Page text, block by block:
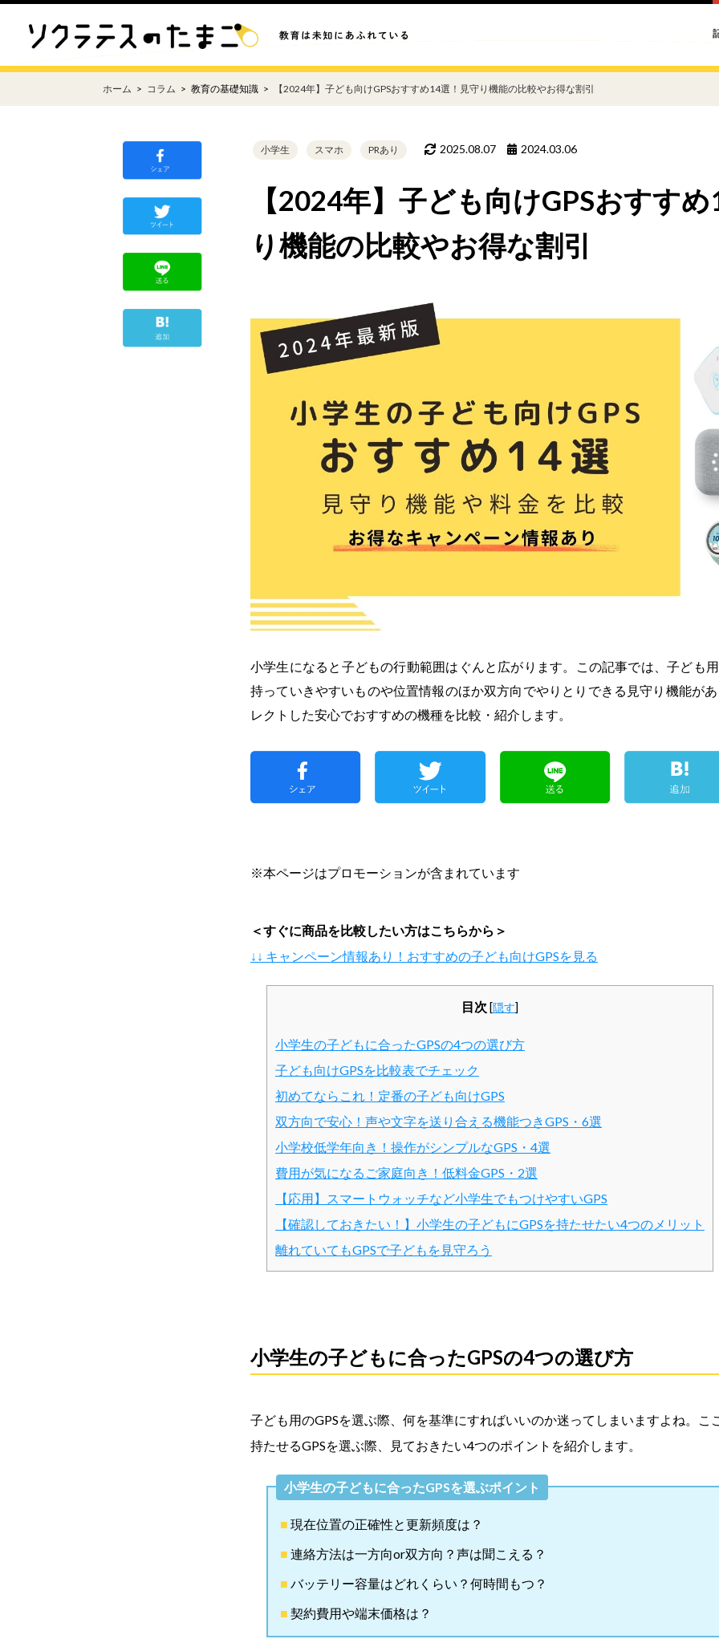
ホーム コラム 教育の基礎知識 【2024年】子ども向けGPSおすすめ14選！見守り機能の比較やお得な割引
小学生 スマホ PRあり 2025.08.07 2024.03.06
【2024年】子ども向けGPSおすす
り機能の比較やお得な割引
小学生になると子どもの行動範囲はぐんと広がります。この記事では、子ども
持っていきやすいものや位置情報のほか双方向でやりとりできる見守り機能が
レクトした安心でおすすめの機種を比較・紹介します。
※本ページはプロモーションが含まれています
＜すぐに商品を比較したい方はこちらから＞
↓↓ キャンペーン情報あり！おすすめの子ども向けGPSを見る
目次 [隠す]
小学生の子どもに合ったGPSの4つの選び方
子ども向けGPSを比較表でチェック
初めてならこれ！定番の子ども向けGPS
双方向で安心！声や文字を送り合える機能つきGPS・6選
小学校低学年向き！操作がシンプルなGPS・4選
費用が気になるご家庭向き！低料金GPS・2選
【応用】スマートウォッチなど小学生でもつけやすいGPS
【確認しておきたい！】小学生の子どもにGPSを持たせたい4つのメリット
離れていてもGPSで子どもを見守ろう
小学生の子どもに合ったGPSの4つの選び方
子ども用のGPSを選ぶ際、何を基準にすればいいのか迷ってしまいますよね。こ
持たせるGPSを選ぶ際、見ておきたい4つのポイントを紹介します。
小学生の子どもに合ったGPSを選ぶポイント
現在位置の正確性と更新頻度は？
連絡方法は一方向or双方向？声は聞こえる？
バッテリー容量はどれくらい？何時間もつ？
契約費用や端末価格は？